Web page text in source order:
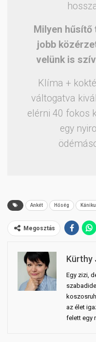
Milyen
jobb
velünk is
Klíma +
váltogatva
elérni 40 fokos
egy
Ankét Hőség
Megosztás
Kürthy
Egy zizi,
az élet
felett egy